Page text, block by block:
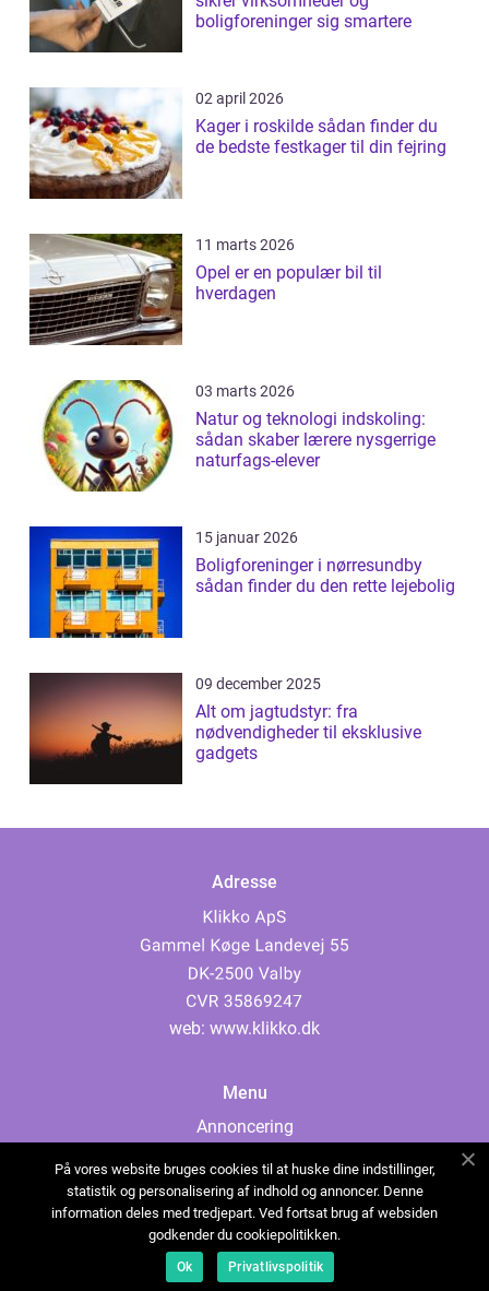
boligforeninger sig smartere
02 april 2026
Kager i roskilde sådan finder du
de bedste festkager til din fejring
11 marts 2026
Opel er en populær bil til
hverdagen
03 marts 2026
Natur og teknologi indskoling:
sådan skaber lærere nysgerrige
naturfags-elever
15 januar 2026
Boligforeninger i nørresundby
sådan finder du den rette lejebolig
09 december 2025
Alt om jagtudstyr: fra
nødvendigheder til eksklusive
gadgets
Adresse
web: www.klikko.dk
Menu
Annoncering
Cookies
Kontakt os
Sitemap
På vores website bruges cookies til at huske dine indstillinger,
statistik og personalisering af indhold og annoncer. Denne
information deles med tredjepart. Ved fortsat brug af websiden
godkender du cookiepolitikken.
Ok Privatlivspolitik